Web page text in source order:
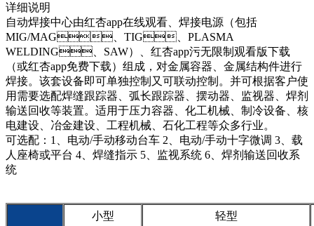
详细说明
自动焊接中心由红杏app在线观看、焊接电源（包括
MIG/MAG、TIG、PLASMA
WELDING、SAW）、红杏app污无限制观看版下载
（或红杏app免费下载）组成，对金属容器、金属结构件进行
焊接。该套设备即可单独控制又可联动控制。并可根据客户使
用需要选配焊缝跟踪器、弧长跟踪器、摆动器、监视器、焊剂
输送回收等装置。适用于压力容器、化工机械、制冷设备、核
电建设、冶金建设、工程机械、石化工程等众多行业。
可选配：1、电动/手动移动台车 2、电动/手动十字微调 3、载
人座椅或平台 4、焊缝指示 5、监视系统 6、焊剂输送回收系
统
小型 轻型